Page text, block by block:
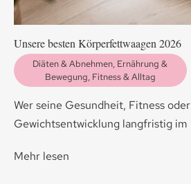
Unsere besten Körperfettwaagen 2026
Diäten & Abnehmen, Ernährung &
Bewegung, Fitness & Alltag
Wer seine Gesundheit, Fitness oder
Gewichtsentwicklung langfristig im
Mehr lesen